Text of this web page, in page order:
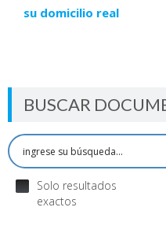
su domicilio real
BUSCAR
Solo resultados
exactos